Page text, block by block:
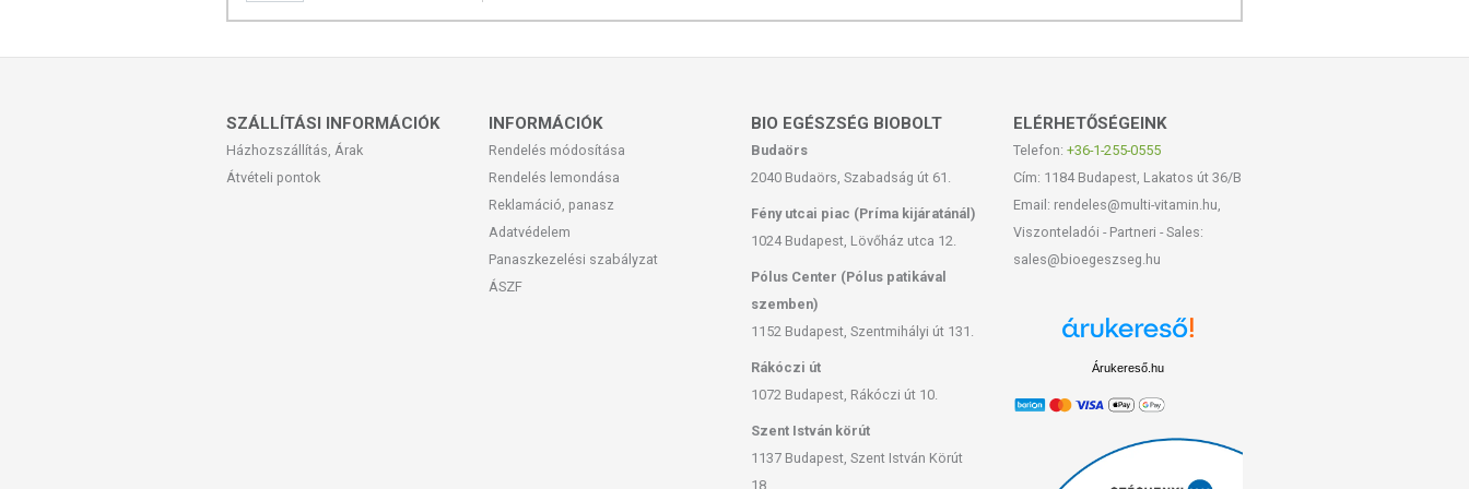
SZÁLLÍTÁSI INFORMÁCIÓK
Házhozszállítás, Árak
Átvételi pontok
INFORMÁCIÓK
Rendelés módosítása
Rendelés lemondása
Reklamáció, panasz
Adatvédelem
Panaszkezelési szabályzat
ÁSZF
BIO EGÉSZSÉG BIOBOLT
Budaörs
2040 Budaörs, Szabadság út 61.
Fény utcai piac (Príma kijáratánál)
1024 Budapest, Lövőház utca 12.
Pólus Center (Pólus patikával
szemben)
1152 Budapest, Szentmihályi út 131.
Rákóczi út
1072 Budapest, Rákóczi út 10.
Szent István körút
1137 Budapest, Szent István Körút
18.
ELÉRHETŐSÉGEINK
Telefon: +36-1-255-0555
Cím: 1184 Budapest, Lakatos út 36/B
Email: rendeles@multi-vitamin.hu,
Viszonteladói - Partneri - Sales:
sales@bioegeszseg.hu
Árukereső.hu